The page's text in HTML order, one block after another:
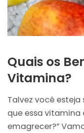
Quais os
Vitamina?
Talvez você esteja
que essa
emagrecer?”